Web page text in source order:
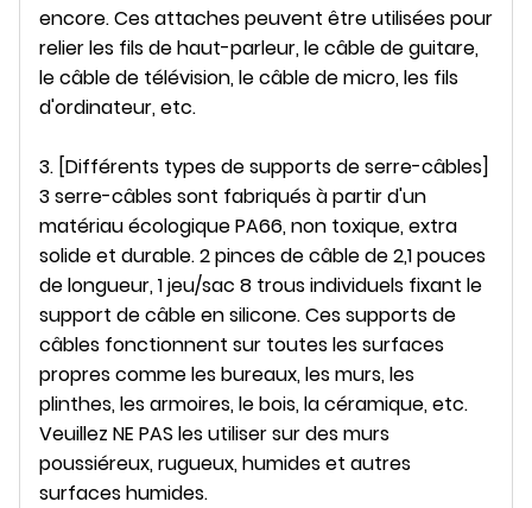
encore. Ces attaches peuvent être utilisées pour
relier les fils de haut-parleur, le câble de guitare,
le câble de télévision, le câble de micro, les fils
d'ordinateur, etc.
3. [Différents types de supports de serre-câbles]
3 serre-câbles sont fabriqués à partir d'un
matériau écologique PA66, non toxique, extra
solide et durable. 2 pinces de câble de 2,1 pouces
de longueur, 1 jeu/sac 8 trous individuels fixant le
support de câble en silicone. Ces supports de
câbles fonctionnent sur toutes les surfaces
propres comme les bureaux, les murs, les
plinthes, les armoires, le bois, la céramique, etc.
Veuillez NE PAS les utiliser sur des murs
poussiéreux, rugueux, humides et autres
surfaces humides.